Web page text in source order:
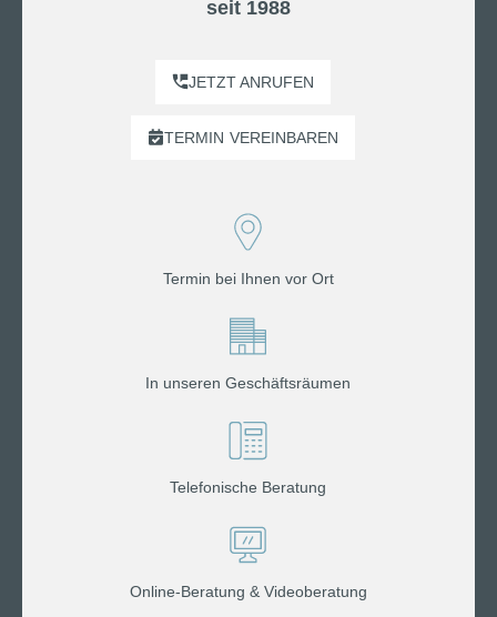
seit 1988
JETZT ANRUFEN
TERMIN VEREINBAREN
Termin bei Ihnen vor Ort
In unseren Geschäftsräumen
Telefonische Beratung
Online-Beratung & Videoberatung